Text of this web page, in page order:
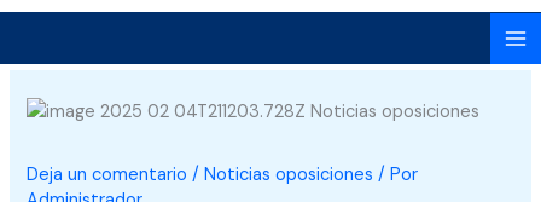
Ir
contenido
Deja un comentario /Noticias oposiciones / Por